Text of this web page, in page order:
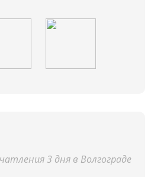
3 дня в Волгограде